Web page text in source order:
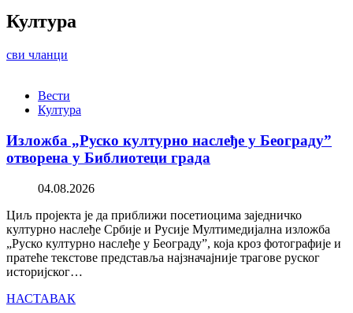
Култура
сви чланци
Вести
Култура
Изложба „Руско културно наслеђе у Београду”
отворена у Библиотеци града
04.08.2026
Циљ пројекта је да приближи посетиоцима заједничко
културно наслеђе Србије и Русије Мултимедијална изложба
„Руско културно наслеђе у Београду”, која кроз фотографије и
пратеће текстове представља најзначајније трагове руског
историјског…
НАСТАВАК